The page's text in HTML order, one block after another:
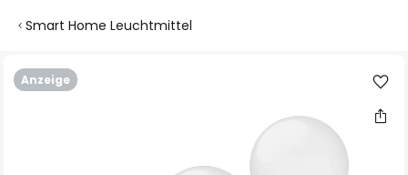
Smart Home Leuchtmittel
Anzeige
Zum
Ende